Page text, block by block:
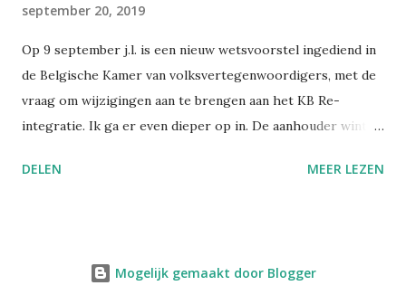
september 20, 2019
Op 9 september j.l. is een nieuw wetsvoorstel ingediend in
de Belgische Kamer van volksvertegenwoordigers, met de
vraag om wijzigingen aan te brengen aan het KB Re-
integratie. Ik ga er even dieper op in. De aanhouder wint,
nr. 275 is een bijna letterlijk herhalen van een eerder
2018 vervat in plaats van die van 2017. Maar inhoudelijk heb
DELEN MEER LEZEN
Mogelijk gemaakt door Blogger